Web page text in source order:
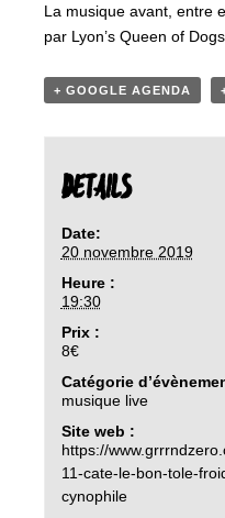
La musique avant, entre
par Lyon’s Queen of
+ GOOGLE AGENDA
DETAILS
Date:
20 novembre 2019
Heure :
19:30
Prix :
8€
Catégorie
musique live
Site web :
https://
11-cate-le-bon-tole-
cynophile